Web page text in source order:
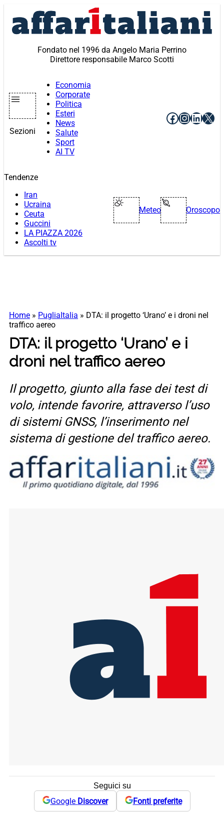
contenuto
Fondato nel 1996 da Angelo Maria Perrino
Direttore responsabile Marco Scotti
Sezioni
Economia
Corporate
Politica
Esteri
News
Salute
Sport
AI TV
Facebook
X
Tendenze
Iran
Ucraina
Ceuta
Guccini
LA PIAZZA 2026
Ascolti tv
Meteo Oroscopo
Home » PugliaItalia » DTA: il progetto ‘Urano’ e i droni nel
traffico aereo
DTA: il progetto ‘Urano’ e i
droni nel traffico aereo
Il progetto, giunto alla fase dei test di
volo, intende favorire, attraverso l’uso
di sistemi GNSS, l’inserimento nel
sistema di gestione del traffico aereo.
Seguici su
Google Discover Fonti preferite